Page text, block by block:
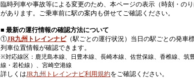
臨時列車や事故等による変更のため、本ページの表示（時刻・の
があります。ご乗車前に駅の案内も併せてご確認ください。
■ 最新の運行情報の確認方法について
①JR九州トレインナビ（駅ごとの運行状況）当日の駅ごとの発車
列車位置情報が確認できます。
※対応線区：鹿児島本線、日豊本線、長崎本線、佐世保線、香椎線、筑
線・若松線）、宮崎空港線
詳しくはJR九州トレインナビ利用規約をご確認ください。